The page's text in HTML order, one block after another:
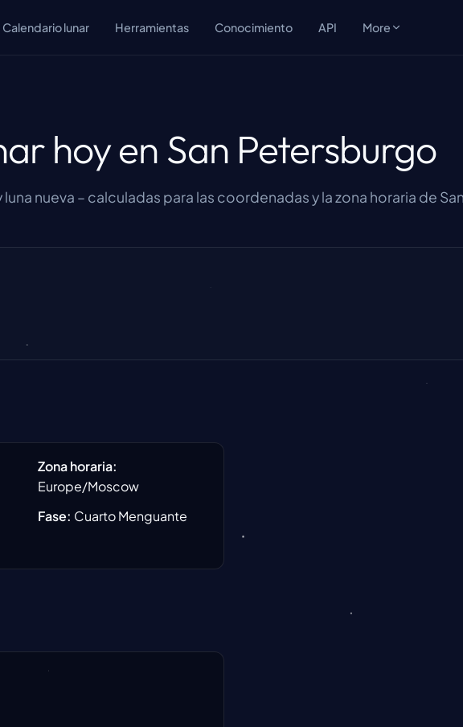
Calendario lunar Herramientas Conocimiento API More
hoy en San Petersburgo
luna nueva – calculadas para las coordenadas y la zona horaria de
Zona horaria:
Europe/Moscow
Fase: Cuarto Menguante